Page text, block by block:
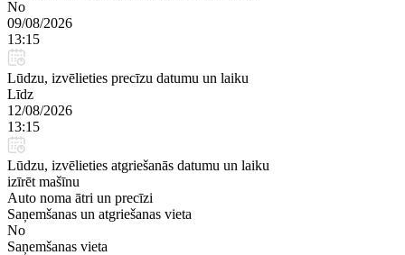
No
09/08/2026
13:15
Lūdzu, izvēlieties precīzu datumu un laiku
Līdz
12/08/2026
13:15
Lūdzu, izvēlieties atgriešanās datumu un laiku
izīrēt mašīnu
Auto noma ātri un precīzi
Saņemšanas un atgriešanas vieta
No
Saņemšanas vieta